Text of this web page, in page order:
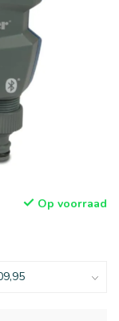
Op voorraad